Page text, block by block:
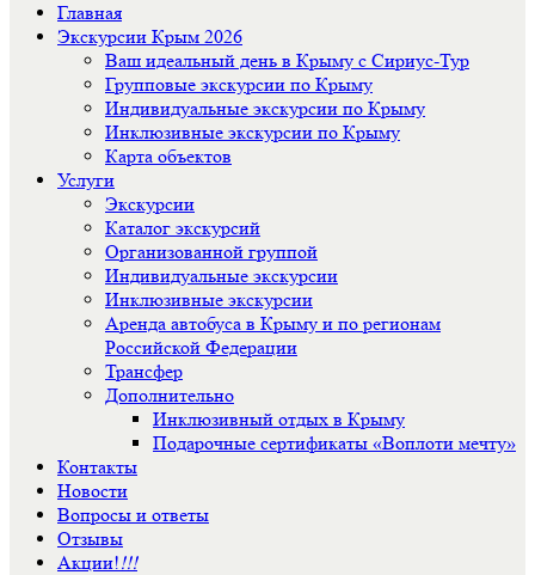
Главная
Экскурсии Крым 2026
Ваш идеальный день в Крыму с Сириус-Тур
Групповые экскурсии по Крыму
Индивидуальные экскурсии по Крыму
Инклюзивные экскурсии по Крыму
Карта объектов
Услуги
Экскурсии
Каталог экскурсий
Организованной группой
Индивидуальные экскурсии
Инклюзивные экскурсии
Аренда автобуса в Крыму и по регионам
Российской Федерации
Трансфер
Дополнительно
Инклюзивный отдых в Крыму
Подарочные сертификаты «Воплоти мечту»
Контакты
Новости
Вопросы и ответы
Отзывы
Акции!!!!